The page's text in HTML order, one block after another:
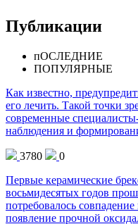
Публикации
пОСЛЕДНИЕ
ПОПУЛЯРНЫЕ
Как известно,
его лечить. Такой точки
современные
наблюдения и
3780
0
Первые керамические
восьмидесятых годов
потребовалось
появление прочной